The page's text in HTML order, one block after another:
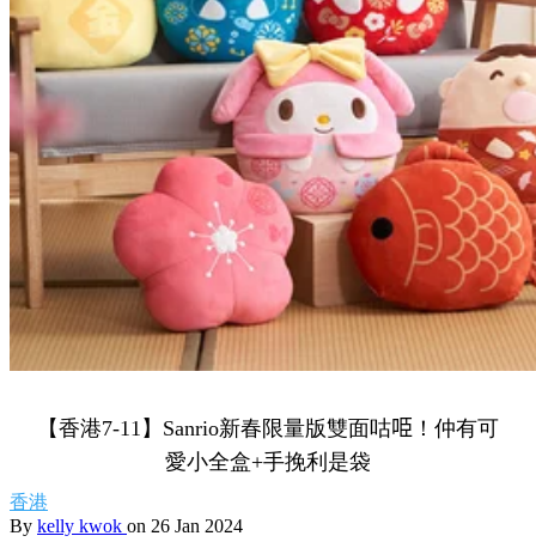
【香港7-11】Sanrio新春限量版雙面咕𠱸！仲有可
愛小全盒+手挽利是袋
香港
By kelly kwok on 26 Jan 2024